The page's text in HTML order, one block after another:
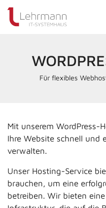
Für flexibles
Mit unserem WordPress-
Ihre Website schnell und
verwalten.
Unser Hosting-Service
brauchen, um eine
betreiben. Wir bieten